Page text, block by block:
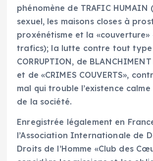
phénomène de TRAFIC HUMAIN
sexuel, les maisons closes à
proxénétisme et la «couverture»
trafics); la lutte contre tout type
CORRUPTION, de BLANCHIMENT
et de «CRIMES COUVERTS»,
mal qui trouble l’existence
de la société.
Enregistrée légalement en
l’Association Internationale de
Droits de l’Homme «Club des